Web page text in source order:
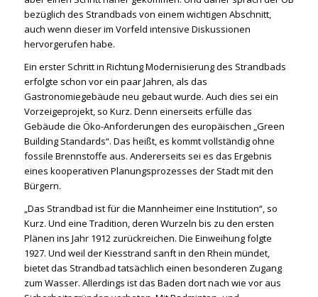
bezüglich des Strandbads von einem wichtigen Abschnitt,
auch wenn dieser im Vorfeld intensive Diskussionen
hervorgerufen habe.
Ein erster Schritt in Richtung Modernisierung des Strandbads
erfolgte schon vor ein paar Jahren, als das
Gastronomiegebäude neu gebaut wurde. Auch dies sei ein
Vorzeigeprojekt, so Kurz. Denn einerseits erfülle das
Gebäude die Öko-Anforderungen des europäischen „Green
Building Standards“. Das heißt, es kommt vollständig ohne
fossile Brennstoffe aus. Andererseits sei es das Ergebnis
eines kooperativen Planungsprozesses der Stadt mit den
Bürgern.
„Das Strandbad ist für die Mannheimer eine Institution“, so
Kurz. Und eine Tradition, deren Wurzeln bis zu den ersten
Plänen ins Jahr 1912 zurückreichen. Die Einweihung folgte
1927. Und weil der Kiesstrand sanft in den Rhein mündet,
bietet das Strandbad tatsächlich einen besonderen Zugang
zum Wasser. Allerdings ist das Baden dort nach wie vor aus